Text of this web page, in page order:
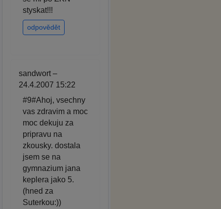
styskat!!!
odpovědět
sandwort –
24.4.2007 15:22
#9#Ahoj, vsechny
vas zdravim a moc
moc dekuju za
pripravu na
zkousky. dostala
jsem se na
gymnazium jana
keplera jako 5.
(hned za
Suterkou:))